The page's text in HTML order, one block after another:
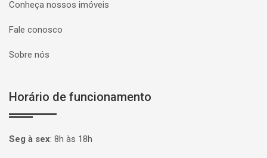
Conheça nossos imóveis
Fale conosco
Sobre nós
Horário de funcionamento
Seg à sex: 8h às 18h